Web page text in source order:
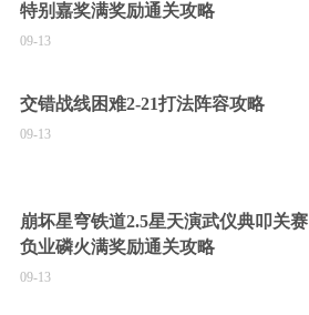
特别嘉奖满奖励通关攻略
09-13
交错战线困难2-21打法阵容攻略
09-13
崩坏星穹铁道2.5星天演武仪典叩关赛
负业磷火满奖励通关攻略
09-13